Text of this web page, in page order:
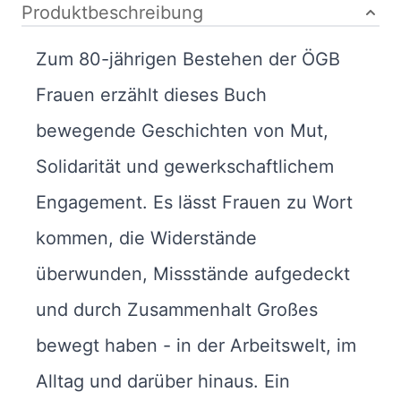
Produktbeschreibung
Zum 80-jährigen Bestehen der ÖGB
Frauen erzählt dieses Buch
bewegende Geschichten von Mut,
Solidarität und gewerkschaftlichem
Engagement. Es lässt Frauen zu Wort
kommen, die Widerstände
überwunden, Missstände aufgedeckt
und durch Zusammenhalt Großes
bewegt haben - in der Arbeitswelt, im
Alltag und darüber hinaus. Ein